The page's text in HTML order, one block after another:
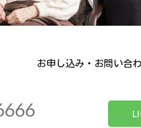
お申し込み・お問い合